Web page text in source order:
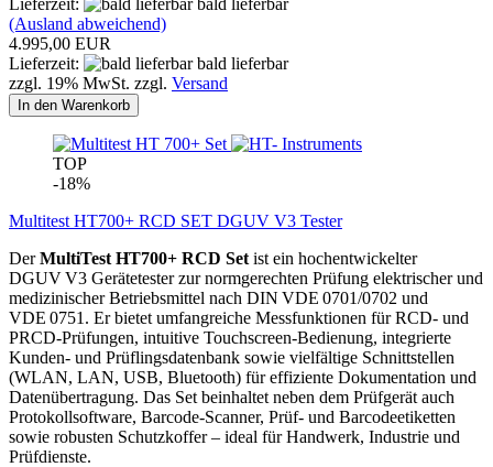
(Ausland abweichend)
4.995,00 EUR
Lieferzeit:
bald lieferbar
zzgl. 19% MwSt. zzgl. Versand
In den Warenkorb
TOP
-18%
Multitest HT700+ RCD SET DGUV V3 Tester
DerMultiTest HT700+ RCD Set ist ein hochentwickelter
DGUV V3 Gerätetester zur normgerechten Prüfung elektrischer und
medizinischer Betriebsmittel nach DIN VDE 0701/0702 und
VDE 0751. Er bietet umfangreiche Messfunktionen für RCD‑ und
PRCD‑Prüfungen, intuitive Touchscreen‑Bedienung, integrierte
Kunden‑ und Prüflingsdatenbank sowie vielfältige Schnittstellen
(WLAN, LAN, USB, Bluetooth) für effiziente Dokumentation und
Datenübertragung. Das Set beinhaltet neben dem Prüfgerät auch
Protokollsoftware, Barcode‑Scanner, Prüf‑ und Barcodeetiketten
sowie robusten Schutzkoffer – ideal für Handwerk, Industrie und
Prüfdienste.